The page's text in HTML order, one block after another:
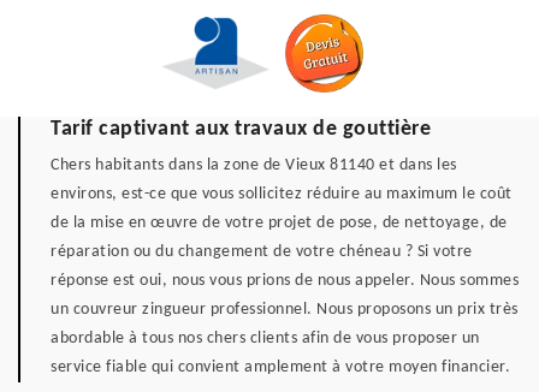
Tarif captivant aux travaux de gouttière
Chers habitants dans la zone de Vieux 81140 et dans les
environs, est-ce que vous sollicitez réduire au maximum le coût
de la mise en œuvre de votre projet de pose, de nettoyage, de
réparation ou du changement de votre chéneau ? Si votre
réponse est oui, nous vous prions de nous appeler. Nous sommes
un couvreur zingueur professionnel. Nous proposons un prix très
abordable à tous nos chers clients afin de vous proposer un
service fiable qui convient amplement à votre moyen financier.